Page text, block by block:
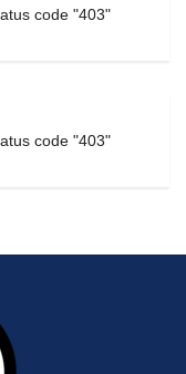
code "403"
code "403"